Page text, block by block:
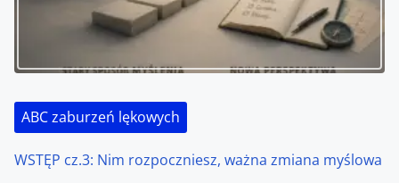
ABC zaburzeń lękowych
WSTĘP cz.3: Nim rozpoczniesz, ważna zmiana myślowa